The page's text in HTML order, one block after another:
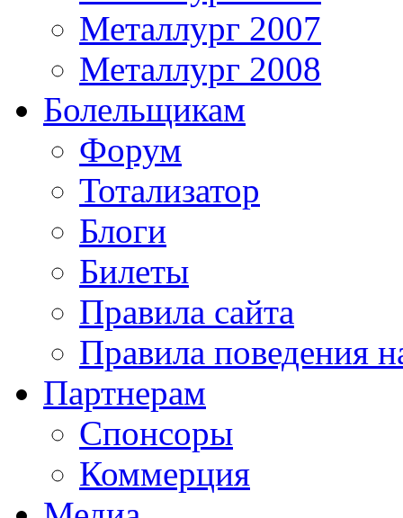
Металлург 2007
Металлург 2008
Болельщикам
Форум
Тотализатор
Блоги
Билеты
Правила сайта
Правила поведения
Партнерам
Спонсоры
Коммерция